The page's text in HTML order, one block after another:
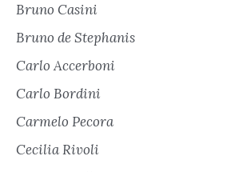
Bruno Casini
Bruno de Stephanis
Carlo Accerboni
Carlo Bordini
Carmelo Pecora
Cecilia Rivoli